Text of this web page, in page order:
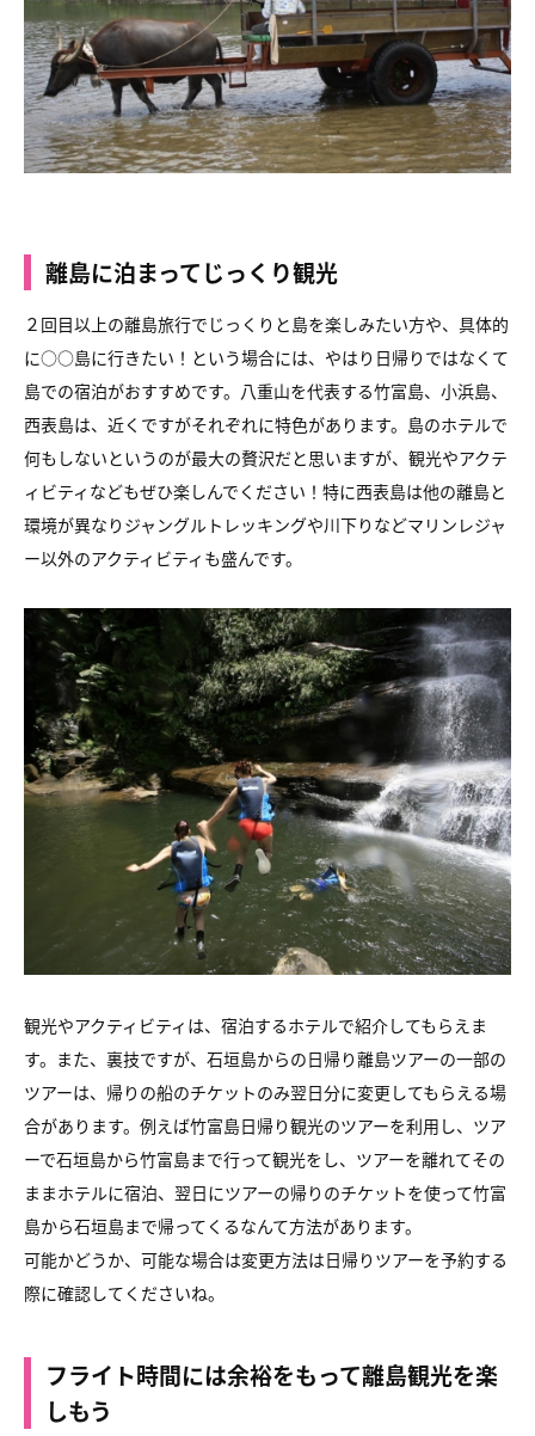
離島に泊まってじっくり観光
２回目以上の離島旅行でじっくりと島を楽しみたい方や、具体的
に○○島に行きたい！という場合には、やはり日帰りではなくて
島での宿泊がおすすめです。八重山を代表する竹富島、小浜島、
西表島は、近くですがそれぞれに特色があります。島のホテルで
何もしないというのが最大の贅沢だと思いますが、観光やアクテ
ィビティなどもぜひ楽しんでください！特に西表島は他の離島と
環境が異なりジャングルトレッキングや川下りなどマリンレジャ
ー以外のアクティビティも盛んです。
観光やアクティビティは、宿泊するホテルで紹介してもらえま
す。また、裏技ですが、石垣島からの日帰り離島ツアーの一部の
ツアーは、帰りの船のチケットのみ翌日分に変更してもらえる場
合があります。例えば竹富島日帰り観光のツアーを利用し、ツア
ーで石垣島から竹富島まで行って観光をし、ツアーを離れてその
ままホテルに宿泊、翌日にツアーの帰りのチケットを使って竹富
島から石垣島まで帰ってくるなんて方法があります。
可能かどうか、可能な場合は変更方法は日帰りツアーを予約する
際に確認してくださいね。
フライト時間には余裕をもって離島観光を楽
しもう